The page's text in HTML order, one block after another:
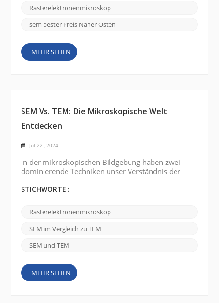
der Irak investieren stark in wissenschaftliche
Rasterelektronenmikroskop
sem bester Preis Naher Osten
MEHR SEHEN
SEM Vs. TEM: Die Mikroskopische Welt
Entdecken
Jul 22 , 2024
In der mikroskopischen Bildgebung haben zwei
dominierende Techniken unser Verständnis der
Rasterelektronenmikroskopie (REM) und
leistungsstarken Werkzeuge haben einer Vielzahl
wissenschaftlicher Disziplinen neue Wege eröffnet
und ermöglichen es Forschern, die
einer ...
STICHWORTE :
Rasterelektronenmikroskop
SEM im Vergleich zu TEM
SEM und TEM
MEHR SEHEN